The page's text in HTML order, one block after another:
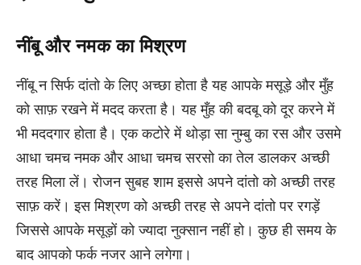
नींबू और नमक का मिश्रण
नींबू न सिर्फ दांतो के लिए अच्छा होता है यह आपके मसूड़े और मुँह
को साफ़ रखने में मदद करता है। यह मुँह की बदबू को दूर करने में
भी मददगार होता है। एक कटोरे में थोड़ा सा नुम्बु का रस और उसमे
आधा चमच नमक और आधा चमच सरसो का तेल डालकर अच्छी
तरह मिला लें। रोजन सुबह शाम इससे अपने दांतो को अच्छी तरह
साफ़ करें। इस मिश्रण को अच्छी तरह से अपने दांतो पर रगड़ें
जिससे आपके मसूड़ों को ज्यादा नुक्सान नहीं हो। कुछ ही समय के
बाद आपको फर्क नजर आने लगेगा।